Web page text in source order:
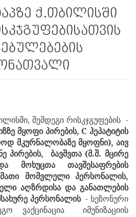
ქ.თბილისში
შემდეგი რისკჯგუფების -
მყოფი პირების, C ჰეპატიტის
მკურნალობაზე მყოფნი), აივ
პირების,
ბავშვთა (მ.შ. მცირე
მოხუცთა თავშესაფრების
მომვლელი პერსონალის,
აღზრდისა და განათლების
პერსონალის - სეზონური
ვაქცინაცია
იმუნიზაციის